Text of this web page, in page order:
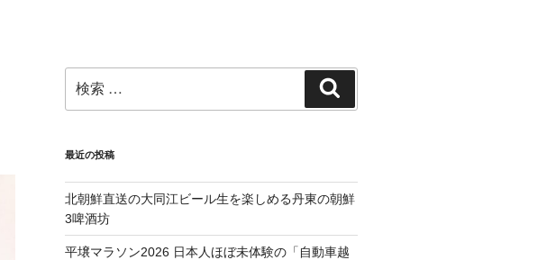
索:
索
最近の投稿
北朝鮮直送の大同江ビール生を楽しめる丹東の朝鮮
3啤酒坊
平壌マラソン2026 日本人ほぼ未体験の「自動車越